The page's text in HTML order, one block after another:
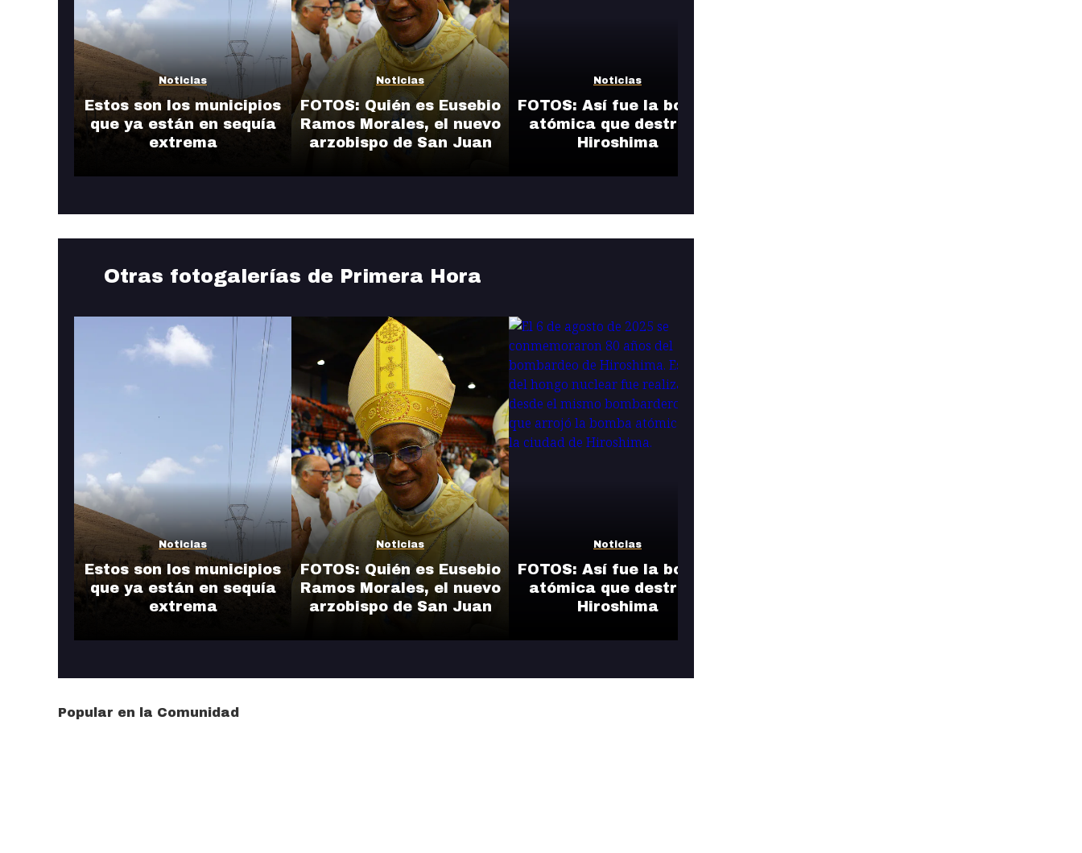
Noticias
Estos son los municipios
que ya están en sequía
extrema
Noticias
FOTOS: Quién es Eusebio
Ramos Morales, el nuevo
arzobispo de San Juan
Noticias
FOTOS: Así fue la bomba
atómica que destruyó
Hiroshima
Otras fotogalerías de Primera Hora
Noticias
Estos son los municipios
que ya están en sequía
extrema
Noticias
FOTOS: Quién es Eusebio
Ramos Morales, el nuevo
arzobispo de San Juan
Noticias
FOTOS: Así fue la bomba
atómica que destruyó
Hiroshima
Popular en la Comunidad